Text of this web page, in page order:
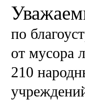
по
от мусора
210